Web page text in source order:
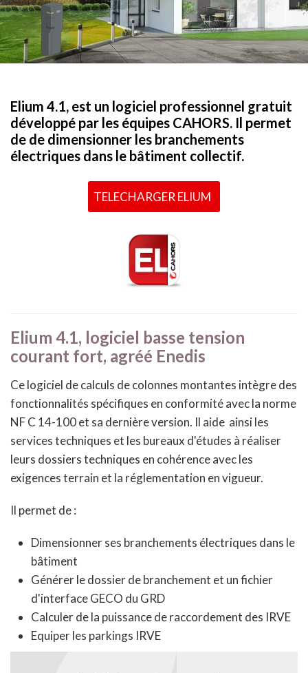
Elium 4.1, est un logiciel professionnel gratuit
développé par les équipes CAHORS. Il permet
de de dimensionner les branchements
électriques dans le bâtiment collectif.
TELECHARGER ELIUM
Elium 4.1, logiciel basse tension
courant fort, agréé Enedis
Ce logiciel de calculs de colonnes montantes intègre des
fonctionnalités spécifiques en conformité avec la norme
NF C 14-100 et sa dernière version. Il aide ainsi les
services techniques et les bureaux d'études à réaliser
leurs dossiers techniques en cohérence avec les
exigences terrain et la réglementation en vigueur.
Il permet de :
Dimensionner ses branchements électriques dans le
bâtiment
Générer le dossier de branchement et un fichier
d'interface GECO du GRD
Calculer de la puissance de raccordement des IRVE
Equiper les parkings IRVE